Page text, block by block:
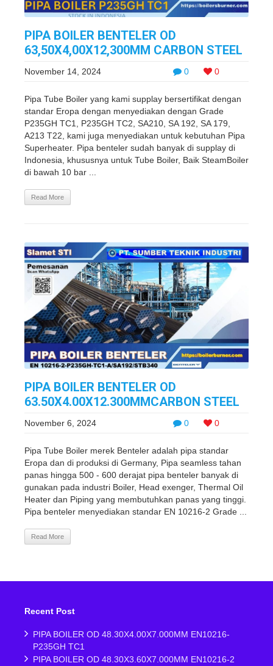
PIPA BOILER BENTELER OD
63,50X4,00X12,300MM CARBON STEEL
0 0
November 14, 2024
Pipa Tube Boiler yang kami supplay bersertifikat dengan
standar Eropa dengan menyediakan dengan Grade
P235GH TC1, P235GH TC2, SA210, SA 192, SA 179,
A213 T22, kami juga menyediakan untuk kebutuhan Pipa
Superheater. Pipa benteler sudah banyak di supplay di
Indonesia, khususnya untuk Tube Boiler, Baik SteamBoiler
di bawah 10 bar ...
Read More
PIPA BOILER BENTELER OD
63.50X4.00X12.300MMCARBON STEEL
0 0
November 6, 2024
Pipa Tube Boiler merek Benteler adalah pipa standar
Eropa dan di produksi di Germany, Pipa seamless tahan
panas hingga 500 - 600 derajat pipa benteler banyak di
gunakan pada industri Boiler, Head exenger, Thermal Oil
Heater dan Piping yang membutuhkan panas yang tinggi.
Pipa benteler menyediakan standar EN 10216-2 Grade ...
Read More
Recent Post
PIPA BOILER OD 48.30X4.00X7.000MM EN10216-
P235GH TC1
PIPA BOILER OD 48.30X3.60X7.000MM EN10216-2